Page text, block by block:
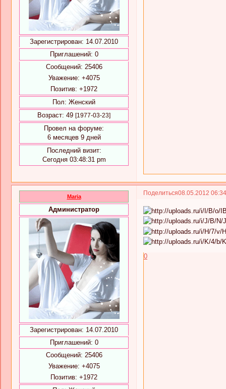
Зарегистрирован: 14.07.2010
Приглашений: 0
Сообщений: 25406
Уважение: +4075
Позитив: +1972
Пол: Женский
Возраст: 49 [1977-03-23]
Провел на форуме:
6 месяцев 9 дней
Последний визит:
Сегодня 03:48:31 pm
Поделиться08.05.2012
Maria
Администратор
Зарегистрирован: 14.07.2010
Приглашений: 0
Сообщений: 25406
Уважение: +4075
Позитив: +1972
0